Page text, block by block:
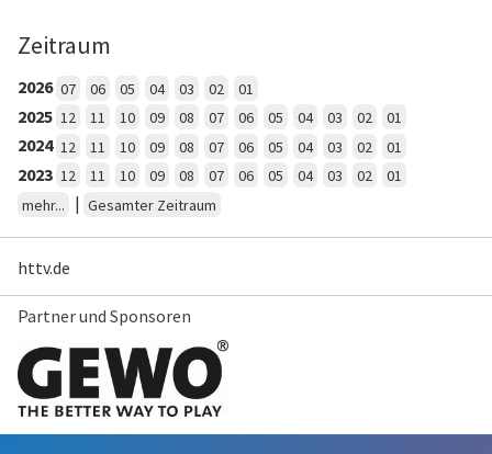
Zeitraum
2026 07 06 05 04 03 02 01
2025 12 11 10 09 08 07 06 05 04 03 02 01
2024 12 11 10 09 08 07 06 05 04 03 02 01
2023 12 11 10 09 08 07 06 05 04 03 02
01
mehr...
| Gesamter Zeitraum
httv.de
Partner und Sponsoren